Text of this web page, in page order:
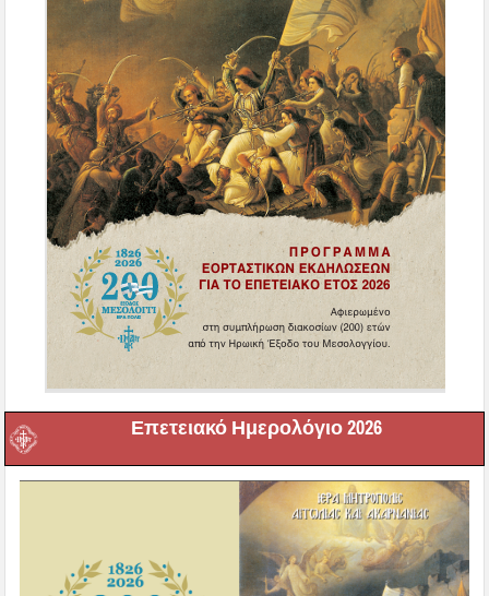
Επετειακό Ημερολόγιο 2026